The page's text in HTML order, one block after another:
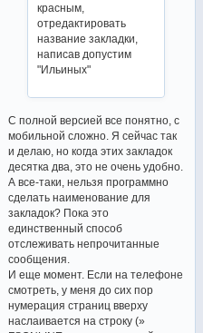
красным,
отредактировать
название закладки,
написав допустим
"Ильиных"
С полной версией все понятно, с
мобильной сложно. Я сейчас так
и делаю, но когда этих закладок
десятка два, это не очень удобно.
А все-таки, нельзя программно
сделать наименование для
закладок? Пока это
единственный способ
отслеживать непрочитанные
сообщения.
И еще момент. Если на телефоне
смотреть, у меня до сих пор
нумерация страниц вверху
наслаивается на строку (»